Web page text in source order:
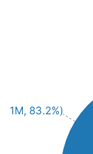
(1M, 83.2%)